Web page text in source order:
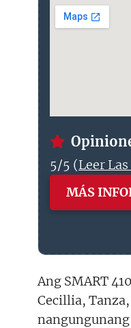
5/5 (Leer
MÁS
Ang SMART
Cecillia,